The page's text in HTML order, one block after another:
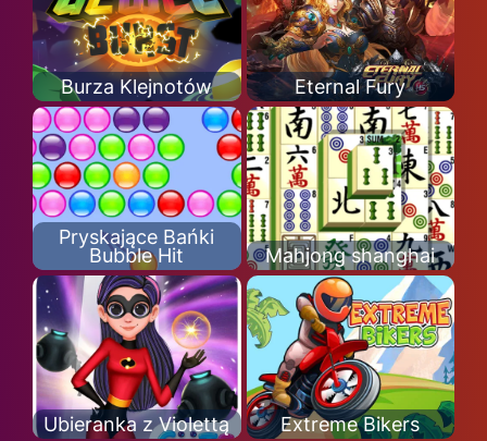
Burza Klejnotów Eternal Fury
Pryskające Bańki
Bubble Hit
Mahjong shanghai
Ubieranka z Violettą Extreme Bikers